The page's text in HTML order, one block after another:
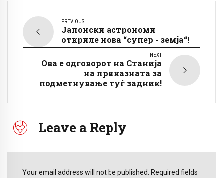
PREVIOUS
Јапонски астрономи
откриле нова “супер - земја“!
NEXT
Ова е одговорот на Станија
на приказната за
подметнување туѓ задник!
Leave a Reply
Your email address will not be published. Required fields